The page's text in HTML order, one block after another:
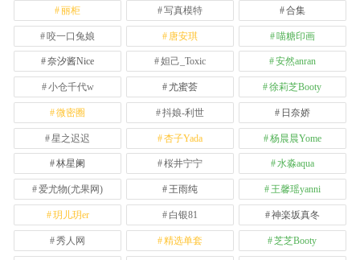
丽柜 写真模特 合集
咬一口兔娘 唐安琪 喵糖印画
奈汐酱Nice 妲己_Toxic 安然anran
小仓千代w 尤蜜荟 徐莉芝Booty
微密圈 抖娘-利世 日奈娇
星之迟迟 杏子Yada 杨晨晨Yome
林星阑 桜井宁宁 水淼aqua
爱尤物(尤果网) 王雨纯 王馨瑶yanni
玥儿玥er 白银81 神楽坂真冬
秀人网 精选单套 芝芝Booty